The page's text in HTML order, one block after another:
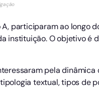
A, participaram ao longo
instituição. O objetivo é
pela dinâmica
textual, tipos de